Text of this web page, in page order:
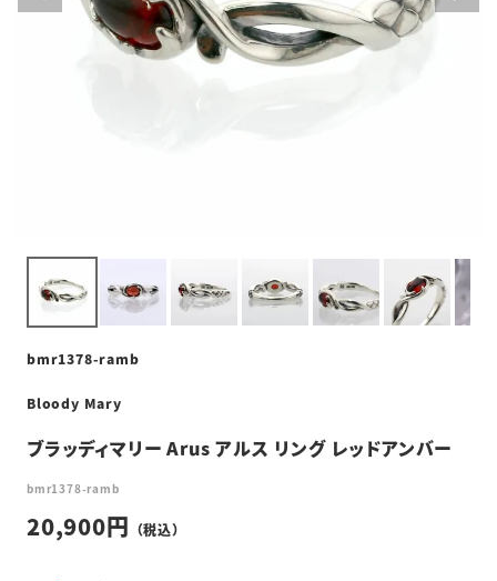
bmr1378-ramb
Bloody Mary
ブラッディマリー Arus アルス リング レッドアンバー
bmr1378-ramb
20,900